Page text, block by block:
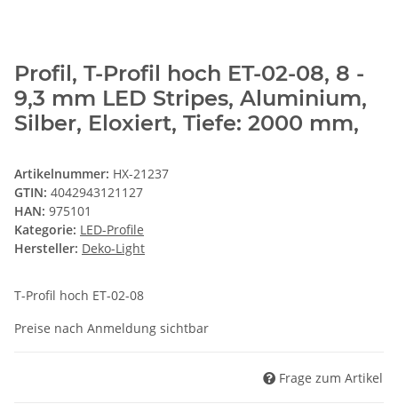
Profil, T-Profil hoch ET-02-08, 8 -
9,3 mm LED Stripes, Aluminium,
Silber, Eloxiert, Tiefe: 2000 mm,
Artikelnummer: HX-21237
GTIN: 4042943121127
HAN: 975101
Kategorie: LED-Profile
Hersteller: Deko-Light
T-Profil hoch ET-02-08
Preise nach Anmeldung sichtbar
Frage zum Artikel